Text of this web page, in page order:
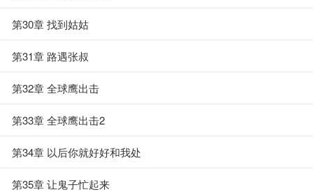
第30章 找到姑姑
第31章 路遇张叔
第32章 全球鹰出击
第33章 全球鹰出击2
第34章 以后你就好好和我处
第35章 让鬼子忙起来